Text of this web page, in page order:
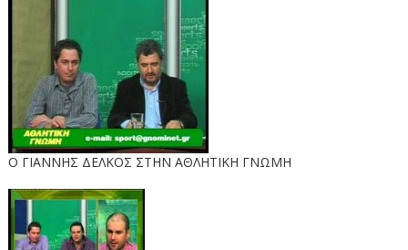
Ο ΓΙΑΝΝΗΣ ΔΕΛΚΟΣ ΣΤΗΝ ΑΘΛΗΤΙΚΗ ΓΝΩΜΗ